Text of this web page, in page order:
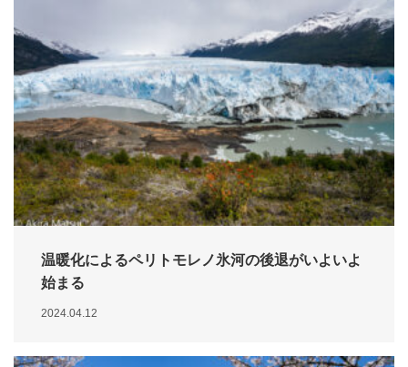
温暖化によるペリトモレノ氷河の後退がいよいよ
始まる
2024.04.12